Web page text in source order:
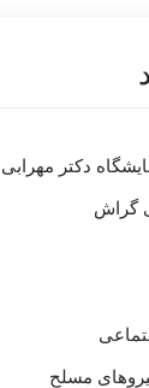
دکتر مهرابی
گراش
مسلح